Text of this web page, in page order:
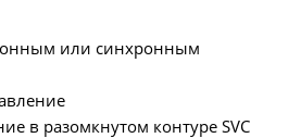
или синхронным
в разомкнутом контуре SVC